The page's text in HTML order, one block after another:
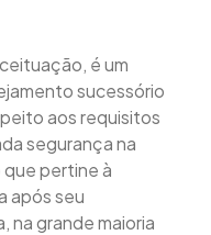
é um
sucessório
aos requisitos
segurança na
pertine à
após seu
na grande maioria